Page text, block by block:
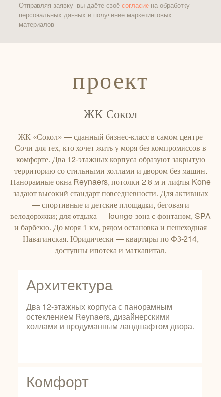
Отправляя заявку, вы даёте своё согласиена обработку
персональных данных и получение маркетинговых
материалов
проект
ЖК Сокол
ЖК «Сокол» — сданный бизнес‑класс в самом центре
Сочи для тех, кто хочет жить у моря без компромиссов в
комфорте. Два 12‑этажных корпуса образуют закрытую
территорию со стильными холлами и двором без машин.
Панорамные окна Reynaers, потолки 2,8 м и лифты Kone
задают высокий стандарт повседневности. Для активных
— спортивные и детские площадки, беговая и
велодорожки; для отдыха — lounge‑зона с фонтаном, SPA
и барбекю. До моря 1 км, рядом остановка и пешеходная
Навагинская. Юридически — квартиры по ФЗ‑214,
доступны ипотека и маткапитал.
Комфорт
Архитектура
Два 12‑этажных корпуса с панорамным
остеклением Reynaers, дизайнерскими
холлами и продуманным ландшафтом двора.